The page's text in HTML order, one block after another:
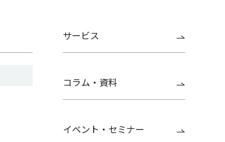
サービス
コラム・資料
イベント・セミナー